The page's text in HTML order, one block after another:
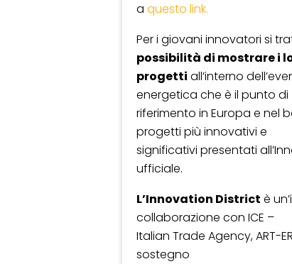
a questo link.
Per i giovani innovatori si
possibilità di mostrare i
progetti all’interno
energetica che è il punto di
riferimento in Europa e nel
progetti più innovativi e
significativi presentati
ufficiale.
L’Innovation District è
collaborazione con ICE –
Italian Trade Agency, ART-
sostegno